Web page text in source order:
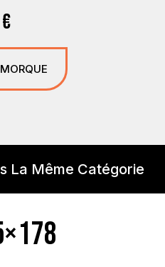
€
La Même Catégorie